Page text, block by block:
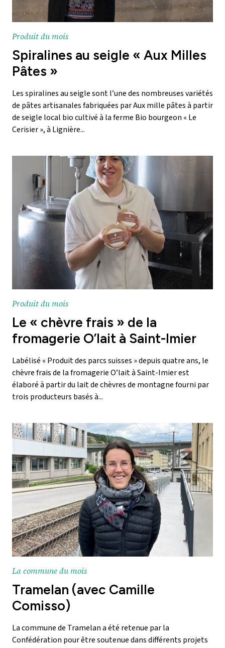
Produit du mois
Spiralines au seigle « Aux Milles
Pâtes »
Les spiralines au seigle sont l’une des nombreuses variétés
de pâtes artisanales fabriquées par Aux mille pâtes à partir
de seigle local bio cultivé à la ferme Bio bourgeon « Le
Cerisier », à Lignière...
Produit du mois
Le « chèvre frais » de la
fromagerie O’lait à Saint-Imier
Labélisé « Produit des parcs suisses » depuis quatre ans, le
chèvre frais de la fromagerie O’lait à Saint-Imier est
élaboré à partir du lait de chèvres de montagne fourni par
trois producteurs basés à...
La commune du mois
Tramelan (avec Camille
Comisso)
La commune de Tramelan a été retenue par la
Confédération pour être soutenue dans différents projets